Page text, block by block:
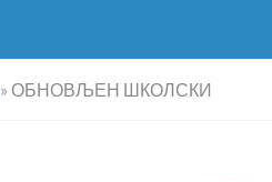
»ОБНОВЉЕН ШКОЛСКИ